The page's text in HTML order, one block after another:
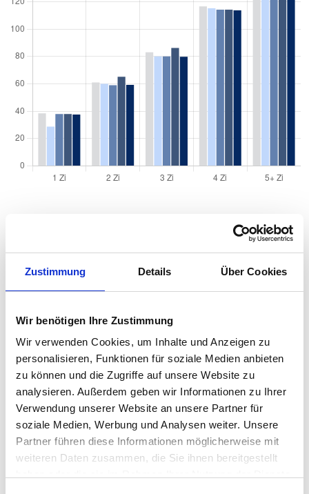
Zustimmung Details Über Cookies
Wir benötigen Ihre Zustimmung
Wir verwenden Cookies, um Inhalte und Anzeigen zu
personalisieren, Funktionen für soziale Medien anbieten
zu können und die Zugriffe auf unsere Website zu
analysieren. Außerdem geben wir Informationen zu Ihrer
Verwendung unserer Website an unsere Partner für
soziale Medien, Werbung und Analysen weiter. Unsere
Partner führen diese Informationen möglicherweise mit
weiteren Daten zusammen, die Sie ihnen bereitgestellt
Quadratmeterpreise in Saterland für Wohnungen
nach Wohnungstyp
Wohnungspreise /m
Sonstige 2.552 €
Erdgeschosswohnung 2.437 € 2.510 € 2.593 €
+83,01
Souterrain 1.886 € 2.146 €
Hochparterre 2.202 € 2.286 € 2.379 €
+93,17
+4,08
Etagenwohnung 2.258 € 2.327 € 2.417 €
+89,73